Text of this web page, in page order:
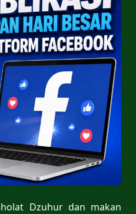
Dzuhur dan makan